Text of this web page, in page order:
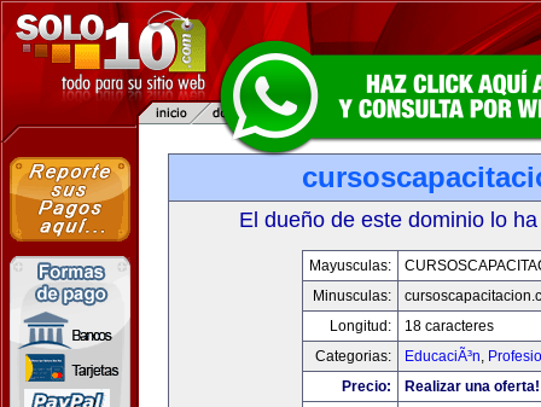
El dueño de este dominio lo
Mayusculas:
Minusculas:
Longitud:
18 caracteres
Categorias:
EducaciÃ³n,
Precio:
Realizar una oferta!